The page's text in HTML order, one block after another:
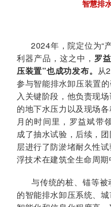
智慧排
2024年，院定位为“
利器产品，这之中， 罗
压装置”也成功发布。 从
参与智能排水卸压装置
入关键阶段，他负责现
的地下水压力以及现场
月的时间里， 罗益斌带
成了抽水试验，后续，
层进行了防淤堵耐久性
浮技术在建筑全生命周期
与传统的桩、锚等被
的智能排水卸压系统、